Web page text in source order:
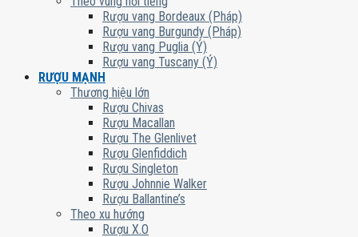
Rượu vang Bordeaux (Pháp)
Rượu vang Burgundy (Pháp)
Rượu vang Puglia (Ý)
Rượu vang Tuscany (Ý)
RƯỢU MẠNH
Thương hiệu lớn
Rượu Chivas
Rượu Macallan
Rượu The Glenlivet
Rượu Glenfiddich
Rượu Singleton
Rượu Johnnie Walker
Rượu Ballantine’s
Theo xu hướng
Rượu X.O